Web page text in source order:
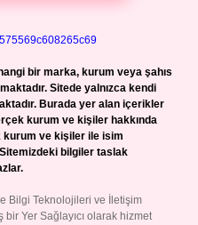
bir marka, kurum veya şahıs
Sitede yalnızca kendi
Burada yer alan içerikler
kurum ve kişiler hakkında
kurum ve kişiler ile isim
bilgiler taslak
Bilgi Teknolojileri ve İletişim
bir Yer Sağlayıcı olarak hizmet